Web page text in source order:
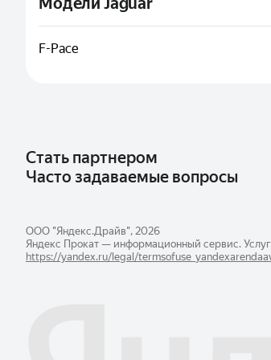
F-Pace
Стать партнером
Часто задаваемые вопросы
ООО "Яндекс.Драйв", 2026
Яндекс Прокат — информационный сервис.
https://yandex.ru/legal/​